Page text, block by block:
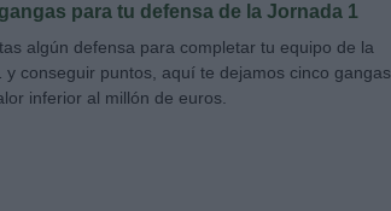
para tu defensa de la Jornada 1
algún defensa para completar tu equipo de la
y conseguir puntos, aquí te dejamos cinco gangas
inferior al millón de euros.